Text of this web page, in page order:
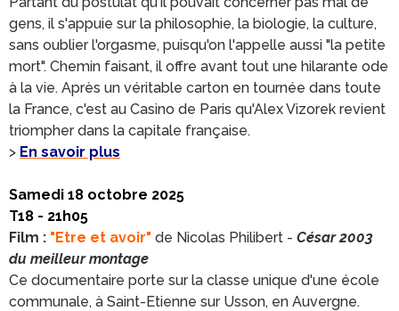
gens, il s'appuie sur la philosophie, la biologie, la culture,
sans oublier l'orgasme, puisqu'on l'appelle aussi "la petite
mort". Chemin faisant, il offre avant tout une hilarante ode
à la vie. Après un véritable carton en tournée dans toute
la France, c'est au Casino de Paris qu'Alex Vizorek revient
triompher dans la capitale française.
> En savoir plus
Samedi 18 octobre 2025
T18 - 21h05
Film : "Etre et avoir" de Nicolas Philibert - César 2003
du meilleur montage
Ce documentaire porte sur la classe unique d'une école
communale, à Saint-Etienne sur Usson, en Auvergne.